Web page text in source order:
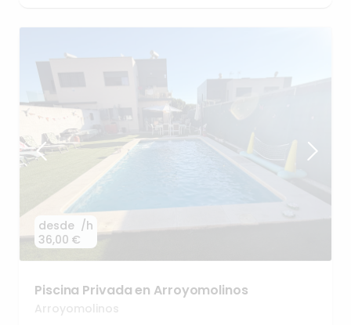
desde
36,00 €
/h
Piscina Privadaen Arroyomolinos
Arroyomolinos